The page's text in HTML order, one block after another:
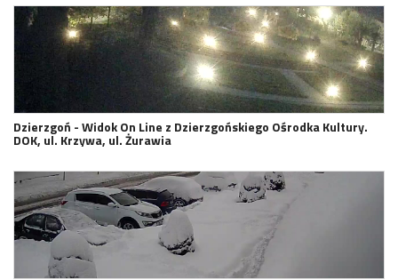
Dzierzgoń - Widok On Line z Dzierzgońskiego Ośrodka Kultury.
DOK, ul. Krzywa, ul. Żurawia